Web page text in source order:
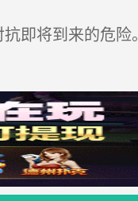
即将到来的危险。